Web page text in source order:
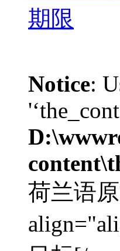
期限
Notice:
荷兰语